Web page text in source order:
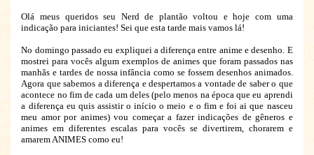
Olá meus queridos seu Nerd de plantão voltou e hoje com uma
indicação para iniciantes! Sei que esta tarde mais vamos lá!
No domingo passado eu expliquei a diferença entre anime e desenho. E
mostrei para vocês algum exemplos de animes que foram passados nas
manhãs e tardes de nossa infância como se fossem desenhos animados.
Agora que sabemos a diferença e despertamos a vontade de saber o que
acontece no fim de cada um deles (pelo menos na época que eu aprendi
a diferença eu quis assistir o início o meio e o fim e foi ai que nasceu
meu amor por animes) vou começar a fazer indicações de gêneros e
animes em diferentes escalas para vocês se divertirem, chorarem e
amarem ANIMES como eu!